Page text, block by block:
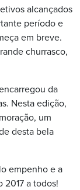
alcançados
período e
em breve.
churrasco,
da
Nesta edição,
um
desta bela
empenho e a
2017 a todos!